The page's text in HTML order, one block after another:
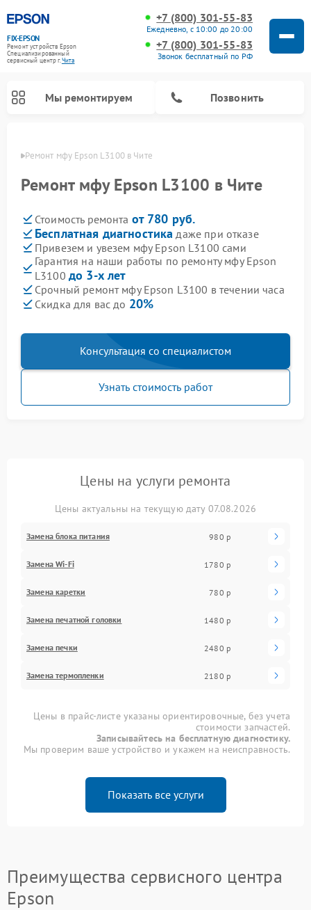
FIX-EPSON
Ремонт устройств Epson
Специализированный
cервисный центр г.Чита
+7 (800) 301-55-83
Ежедневно, с 10:00 до 20:00
+7 (800) 301-55-83
Звонок бесплатный по РФ
Мы ремонтируем Позвонить
Ремонт мфу Epson L3100 в Чите
Ремонт мфу Epson L3100 в Чите
Стоимость ремонта от 780 руб.
Бесплатная диагностика даже при отказе
Привезем и увезем мфу Epson L3100 сами
Гарантия на наши работы по ремонту мфу Epson
L3100 до 3-х лет
Срочный ремонт мфу Epson L3100 в течении часа
Скидка для вас до 20%
Консультация со специалистом
Узнать стоимость работ
Цены на услуги ремонта
Цены актуальны на текущую дату 07.08.2026
Замена блока питания 980 р
Замена Wi-Fi 1780 р
Замена каретки 780 р
Замена печатной головки 1480 р
Замена печки 2480 р
Замена термопленки 2180 р
Цены в прайс-листе указаны ориентировочные, без учета
стоимости запчастей.
Записывайтесь на бесплатную диагностику.
Мы проверим ваше устройство и укажем на неисправность.
Показать все услуги
Преимущества сервисного центра
Epson